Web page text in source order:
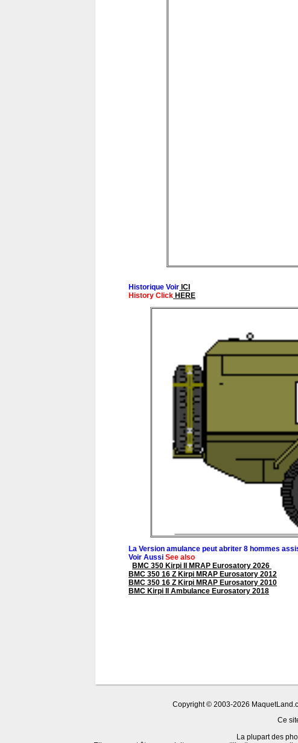
Historique Voir ICI
History Click HERE
La Version amulance peut abriter 8 hommes
Voir Aussi See also
BMC 350 Kirpi II MRAP Eurosatory 2026
BMC 350 16 Z Kirpi MRAP Eurosatory 2012
BMC 350 16 Z Kirpi MRAP Eurosatory 2010
BMC Kirpi II Ambulance Eurosatory 2018
Copyright © 2003-2026
Ce
La plupart des